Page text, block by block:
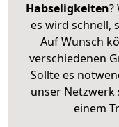
Habseligkeiten?
es wird schnell,
Auf Wunsch
verschiedenen
Sollte es
unser
einem